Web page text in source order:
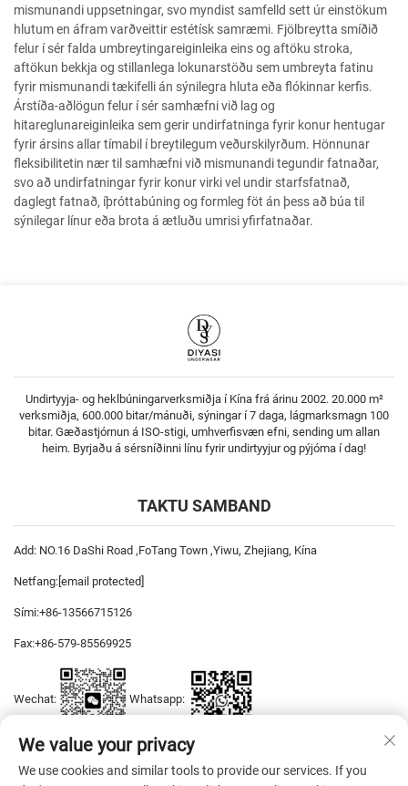
mismunandi uppsetningar, svo myndist samfelld sett úr einstökum
hlutum en áfram varðveittir estétísk samræmi. Fjölbreytta smíðið
felur í sér falda umbreytingareiginleika eins og aftöku stroka,
aftökun bekkja og stillanlega lokunarstöðu sem umbreyta fatinu
fyrir mismunandi tækifelli án sýnilegra hluta eða flókinnar kerfis.
Árstíða-aðlögun felur í sér samhæfni við lag og
hitareglunareiginleika sem gerir undirfatninga fyrir konur hentugar
fyrir ársins allar tímabil í breytilegum veðurskilyrðum. Hönnunar
fleksibilitetin nær til samhæfni við mismunandi tegundir fatnaðar,
svo að undirfatningar fyrir konur virki vel undir starfsfatnað,
daglegt fatnað, íþróttabúning og formleg föt án þess að búa til
sýnilegar línur eða brota á ætluðu umrisi yfirfatnaðar.
Undirtyyja- og heklbúningarverksmiðja í Kína frá árinu 2002. 20.000 m²
verksmiðja, 600.000 bitar/mánuði, sýningar í 7 daga, lágmarksmagn 100
bitar. Gæðastjórnun á ISO-stigi, umhverfisvæn efni, sending um allan
heim. Byrjaðu á sérsníðinni línu fyrir undirtyyjur og pýjóma í dag!
TAKTU SAMBAND
Add: NO.16 DaShi Road ,FoTang Town ,Yiwu, Zhejiang, Kína
Netfang: [email protected]
Sími:+86-13566715126
Fax:+86-579-85569925
Wechat: Whatsapp:
We value your privacy
We use cookies and similar tools to provide our services. If you